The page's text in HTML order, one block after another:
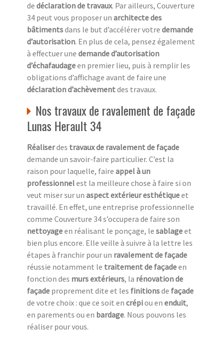
de déclaration de travaux. Par ailleurs, Couverture
34 peut vous proposer un architecte des
bâtimentsdans le but d’accélérer votre demande
d’autorisation. En plus de cela, pensez également
à effectuer une demande d’autorisation
d’échafaudageen premier lieu, puis à remplir les
obligations d’affichage avant de faire une
déclaration d’achèvementdes travaux.
Nos travaux de ravalement de façade
Lunas Herault 34
Réaliserdes travaux de ravalement de façade
demande un savoir-faire particulier. C’est la
raison pour laquelle, faire appel à un
professionnelest la meilleure chose à faire si on
veut miser sur un aspect extérieur esthétiqueet
travaillé. En effet, une entreprise professionnelle
comme Couverture 34 s’occupera de faire son
nettoyageen réalisant le ponçage, le sablageet
bien plus encore. Elle veille à suivre à la lettre les
étapes à franchir pour un ravalement de façade
réussie notamment le traitement de façadeen
fonction des murs extérieurs, la rénovation de
façade proprement dite et les finitionsde façade
de votre choix : que ce soit en crépiou en enduit,
en parements ou en bardage. Nous pouvons les
réaliser pour vous.